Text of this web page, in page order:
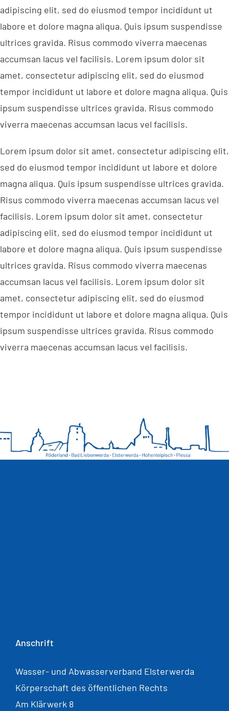
adipiscing elit, sed do eiusmod tempor incididunt ut
labore et dolore magna aliqua. Quis ipsum suspendisse
ultrices gravida. Risus commodo viverra maecenas
accumsan lacus vel facilisis. Lorem ipsum dolor sit
amet, consectetur adipiscing elit, sed do eiusmod
tempor incididunt ut labore et dolore magna aliqua. Quis
ipsum suspendisse ultrices gravida. Risus commodo
viverra maecenas accumsan lacus vel facilisis.
Lorem ipsum dolor sit amet, consectetur adipiscing elit,
sed do eiusmod tempor incididunt ut labore et dolore
magna aliqua. Quis ipsum suspendisse ultrices gravida.
Risus commodo viverra maecenas accumsan lacus vel
facilisis. Lorem ipsum dolor sit amet, consectetur
adipiscing elit, sed do eiusmod tempor incididunt ut
labore et dolore magna aliqua. Quis ipsum suspendisse
ultrices gravida. Risus commodo viverra maecenas
accumsan lacus vel facilisis. Lorem ipsum dolor sit
amet, consectetur adipiscing elit, sed do eiusmod
tempor incididunt ut labore et dolore magna aliqua. Quis
ipsum suspendisse ultrices gravida. Risus commodo
viverra maecenas accumsan lacus vel facilisis.
Anschrift
Wasser- und Abwasserverband Elsterwerda
Körperschaft des öffentlichen Rechts
Am Klärwerk 8